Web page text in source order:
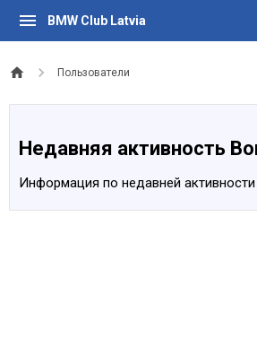
BMW Club Latvia
Пользователи
Недавняя активность
Информация по недавней активности